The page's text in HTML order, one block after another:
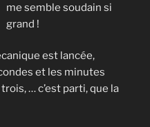
me semble soudain si
grand !
est lancée,
et les minutes
… c’est parti, que la